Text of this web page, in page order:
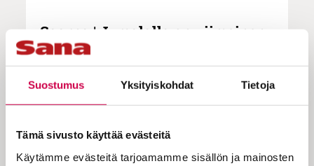
Suostumus Yksityiskohdat Tietoja
Tämä sivusto käyttää evästeitä
Käytämme evästeitä tarjoamamme sisällön ja mainosten
Saarna | Jumalalla on viimeinen
sana – ja se sana on rakkaus
Miten kirjoittaa ansaitsemattomasta
armosta sitä pienentämättä? Miten
kuvailla sen suuruutta, laajuutta ja